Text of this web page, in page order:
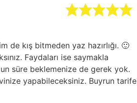
de kış bitmeden yaz hazırlığı. 🙂
Faydaları ise saymakla
süre beklemenize de gerek yok.
yapabileceksiniz. Buyrun tarife